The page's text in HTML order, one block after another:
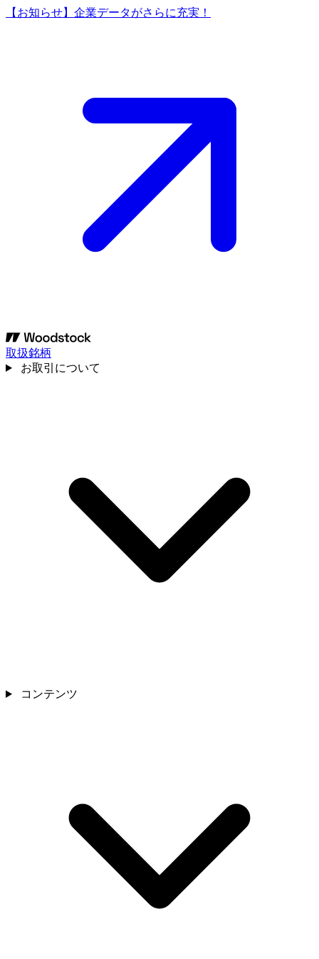
【お知らせ】企業データがさらに充実！
取扱銘柄
お取引について
コンテンツ